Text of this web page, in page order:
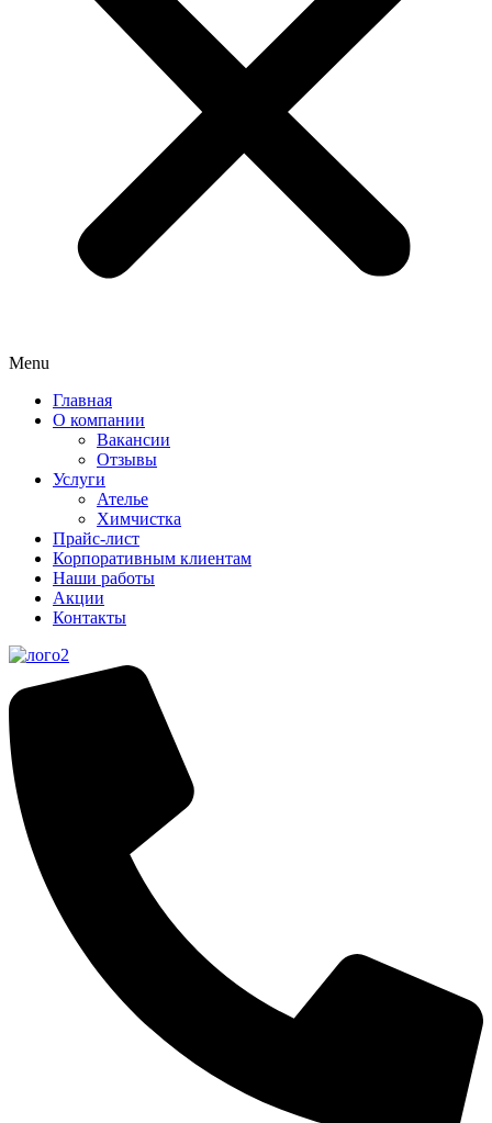
Menu
Главная
О компании
Вакансии
Отзывы
Услуги
Ателье
Химчистка
Прайс-лист
Корпоративным клиентам
Наши работы
Акции
Контакты